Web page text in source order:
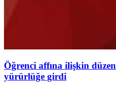
Öğrenci affına ilişkin
yürürlüğe girdi